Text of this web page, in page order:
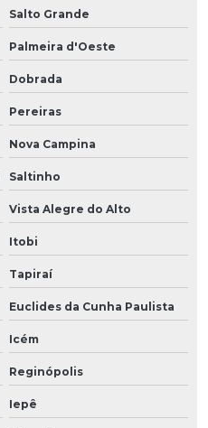
Salto Grande
Palmeira d'Oeste
Dobrada
Pereiras
Nova Campina
Saltinho
Vista Alegre do Alto
Itobi
Tapiraí
Euclides da Cunha Paulista
Icém
Reginópolis
Iepê